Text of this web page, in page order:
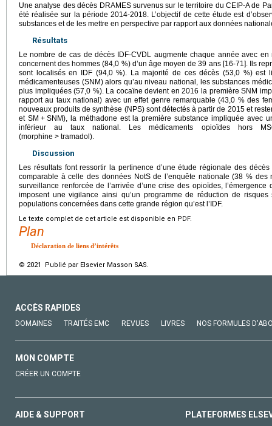
Une analyse des décès DRAMES survenus sur le territoire du CEIP-A de
été réalisée sur la période 2014-2018. L’objectif de cette étude est
substances et de les mettre en perspective par rapport aux données
Résultats
Le nombre de cas de décès IDF-CVDL augmente chaque année avec
concernent des hommes (84,0 %) d’un âge moyen de 39 ans [16-71]. Ils
sont localisés en IDF (94,0 %). La majorité de ces décès (53,0 %) est
médicamenteuses (SNM) alors qu’au niveau national, les substances
plus impliquées (57,0 %). La cocaïne devient en 2016 la première SNM
rapport au taux national) avec un effet genre remarquable (43,0 % des
nouveaux produits de synthèse (NPS) sont détectés à partir de 2015 et
et SM + SNM), la méthadone est la première substance impliquée avec
inférieur au taux national. Les médicaments opioïdes hors
(morphine > tramadol).
Discussion
Les résultats font ressortir la pertinence d’une étude régionale des
comparable à celle des données NotS de l’enquête nationale (38 % des
surveillance renforcée de l’arrivée d’une crise des opioïdes,
imposent une vigilance ainsi qu’un programme de réduction de
populations concernées dans cette grande région qu’est l’IDF.
Le texte complet de cet article est disponible en PDF.
Plan
Déclaration de liens d’intérêts
© 2021 Publié par Elsevier Masson SAS.
ACCÈS RAPIDES
DOMAINES TRAITÉS EMC REVUES LIVRES NOS FORMULES
MON COMPTE
CRÉER UN COMPTE
AIDE & SUPPORT PLATEFORMES